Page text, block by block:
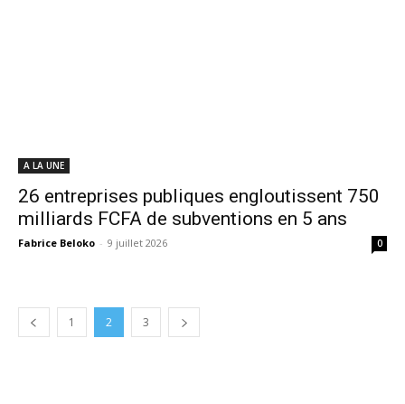
A LA UNE
26 entreprises publiques engloutissent 750
milliards FCFA de subventions en 5 ans
Fabrice Beloko - 9 juillet 2026 0
1 2 3